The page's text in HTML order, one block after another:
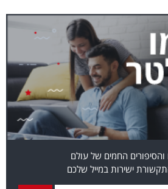
והסיפורים החמים של עולם
ישירות במייל שלכם